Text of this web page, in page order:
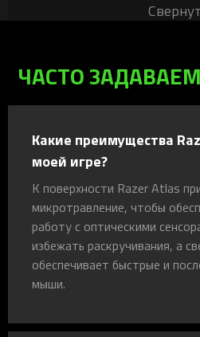
ЧАСТО
Какие преимущества
моей игре?
К поверхности Razer Atlas
микротравление, чтобы
работу с оптическими
избежать раскручивания, а
обеспечивает быстрые и
мыши.